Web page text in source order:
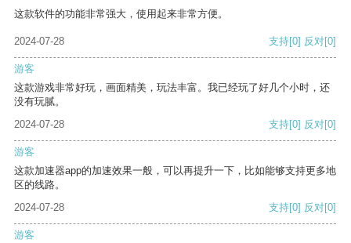
这款软件的功能非常强大，使用起来非常方便。
2024-07-28 支持[0] 反对[0]
游客
这款游戏非常好玩，画面精美，玩法丰富。我已经玩了好几个小时，还
没有玩腻。
2024-07-28
支持[0] 反对[0]
游客
这款加速器app的加速效果一般，可以再提升一下，比如能够支持更多地
区的线路。
2024-07-28
支持[0] 反对[0]
游客